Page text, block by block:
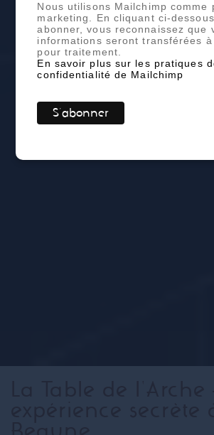
Nous utilisons Mailchimp comme
marketing. En cliquant ci-
abonner, vous reconnaissez que
informations seront transférées
pour traitement.
En savoir plus sur les pratiques
confidentialité de Mailchimp